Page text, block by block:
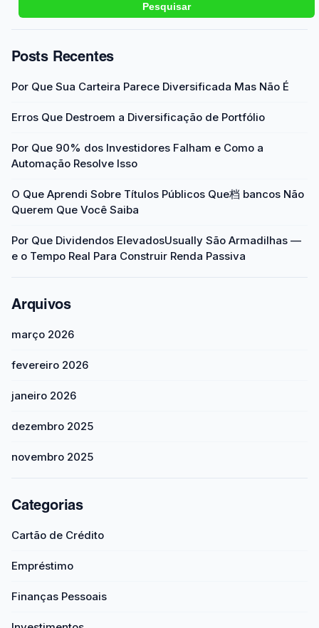
Pesquisar
Posts Recentes
Por Que Sua Carteira Parece Diversificada Mas Não É
Erros Que Destroem a Diversificação de Portfólio
Por Que 90% dos Investidores Falham e Como a
Automação Resolve Isso
O Que Aprendi Sobre Títulos Públicos Que档 bancos Não
Querem Que Você Saiba
Por Que Dividendos ElevadosUsually São Armadilhas —
e o Tempo Real Para Construir Renda Passiva
Arquivos
março 2026
fevereiro 2026
janeiro 2026
dezembro 2025
novembro 2025
Categorias
Cartão de Crédito
Empréstimo
Finanças Pessoais